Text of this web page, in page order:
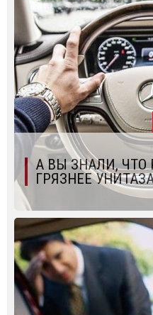
А ВЫ ЗНАЛИ,
ГРЯЗНЕЕ